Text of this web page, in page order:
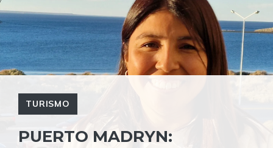
TURISMO
PUERTO MADRYN: